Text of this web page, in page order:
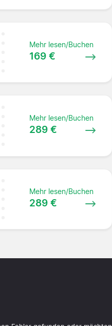
Mehr lesen/Buchen
169 €
Mehr lesen/Buchen
289 €
Mehr lesen/Buchen
289 €